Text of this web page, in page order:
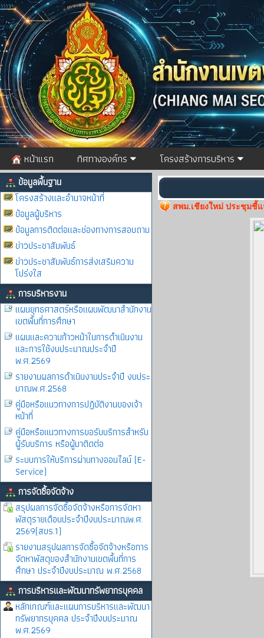
หน้าแรก ทิศทางองค์กร โครงสร้างการบริหาร
ข้อมูลพื้นฐาน
โครงสร้างและอำนาจหน้าที่
ข้อมูลผู้บริหาร
ข้อมูลการติดต่อและช่องทางการสอบถาม
ข่าวประชาสัมพันธ์
ข่าวประชาสัมพันธ์การส่งเสริมความ
โปร่งใส
การบริหารงาน
แผนยุทธศาสตร์หรือแผนพัฒนาสำนักงาน
เขตพื้นที่การศึกษา
แผนและความก้าวหน้าในการดำเนินงาน
และการใช้งบประมาณประจำปี
พ.ศ.2569
รายงานผลการดำเนินงานประจำปี งบประ
มาณพ.ศ.2568
คู่มือหรือแนวทางการปฏิบัติงานของเจ้า
หน้าที่
คู่มือหรือแนวทางการขอรับบริการสำหรับ
ผู้รับบริการ หรือผู้มาติดต่อ
ระบบการให้บริการผ่านทางออนไลน์ (E-
Service)
การจัดซื้อจัดจ้าง
สรุปผลการจัดซื้อจัดจ้างหรือการจัดหา
พัสดุรายเดือนประจำปีงบประมาณพ.ศ.
2569(สขร.1)
รายงานสรุปผลการจัดซื้อจัดจ้างหรือการ
จัดหาพัสดุของสำนักงานเขตพื้นที่การ
ศึกษา ประจำปีงบประมาณ พ.ศ.2568
การบริหารและพัฒนาทรัพยากรบุคคล
หลักเกณฑ์และแผนการบริหารและพัฒนา
ทรัพยากรบุคคล ประจำปีงบประมาณ
พ.ศ.2569
สพม.เชียงใหม่ ประชุมชี้